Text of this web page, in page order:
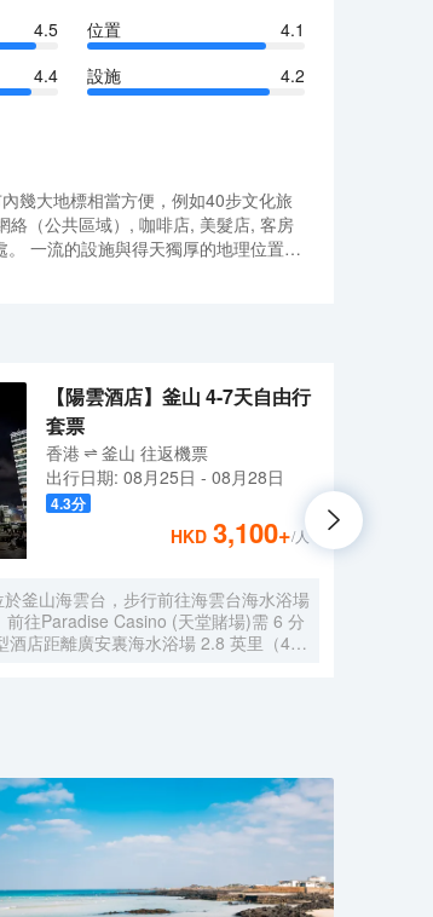
4.5 位置
4.1
4.4 設施 4.2
幾大地標相當方便，例如40步文化旅
絡（公共區域）, 咖啡店, 美髮店, 客房
一流的設施與得天獨厚的地理位置都
請參考酒店重要信息。
幾大地標相當方便，例如40步文化旅
一流的設施與得天獨厚的地理位置都
請參考酒店重要信息。
【陽雲酒店】釜山 4-7天自由行
套票
香港 釜山 往返機票
出行日期: 08月25日 - 08月28日
4.3分
HKD 3,100+/人
釜山海雲台，步行前往海雲台海水浴場
前往Paradise Casino (天堂賭場)需 6 分
酒店距離廣安裏海水浴場 2.8 英里（4.5
務/設施包括24 小時前台服務、多語言服
酒店提供免費自助停車。 有 91 間客房
晶電視；您定能在旅途中找到家的舒適。
網絡，方便您與朋友保持聯繫；衞星頻道
需求。浴室提供淋浴設施、免費洗浴用
便利設施包括迷你吧和電熱水壺；而且每
務。